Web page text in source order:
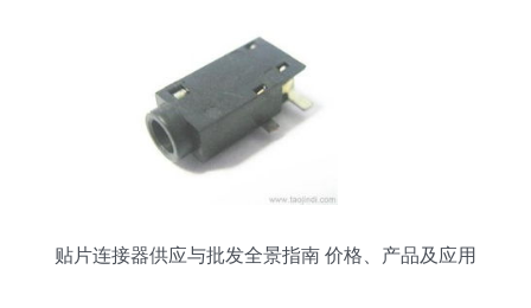
贴片连接器供应与批发全景指南 价格、产品及应用